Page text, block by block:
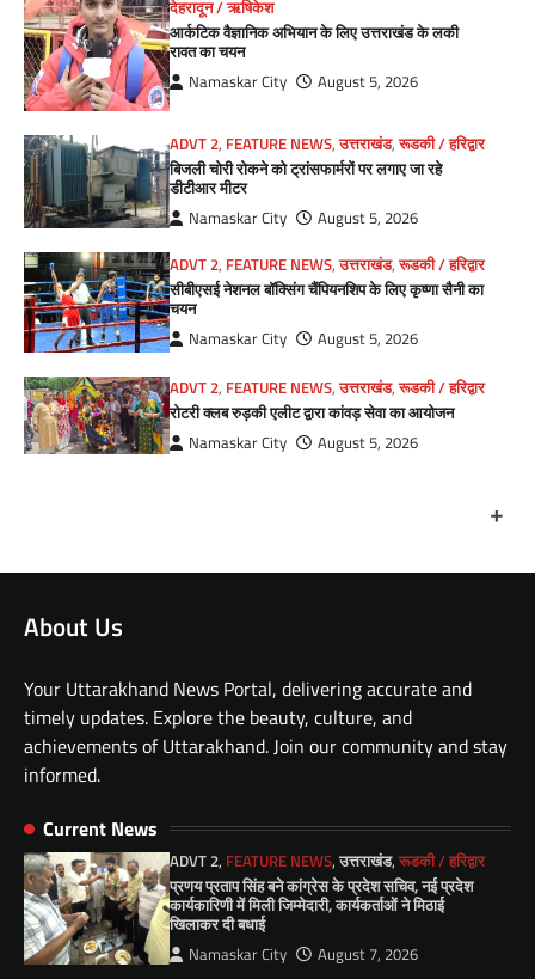
देहरादून / ऋषिकेश
आर्कटिक वैज्ञानिक अभियान के लिए उत्तराखंड के लकी
रावत का चयन
Namaskar City August 5, 2026
ADVT 2, FEATURE NEWS,उत्तराखंड,रूडकी / हरिद्वार
बिजली चोरी रोकने को ट्रांसफार्मरों पर लगाए जा रहे
डीटीआर मीटर
Namaskar City August 5, 2026
ADVT 2, FEATURE NEWS,उत्तराखंड,रूडकी / हरिद्वार
सीबीएसई नेशनल बॉक्सिंग चैंपियनशिप के लिए कृष्णा सैनी का
चयन
Namaskar City August 5, 2026
ADVT 2, FEATURE NEWS,उत्तराखंड,रूडकी / हरिद्वार
रोटरी क्लब रुड़की एलीट द्वारा कांवड़ सेवा का आयोजन
Namaskar City August 5, 2026
+
About Us
Your Uttarakhand News Portal, delivering accurate and
timely updates. Explore the beauty, culture, and
achievements of Uttarakhand. Join our community and stay
informed.
Current News
ADVT 2, FEATURE NEWS,उत्तराखंड,रूडकी / हरिद्वार
प्रणय प्रताप सिंह बने कांग्रेस के प्रदेश सचिव, नई प्रदेश
कार्यकारिणी में मिली जिम्मेदारी, कार्यकर्ताओं ने मिठाई
खिलाकर दी बधाई
Namaskar City
August 7, 2026